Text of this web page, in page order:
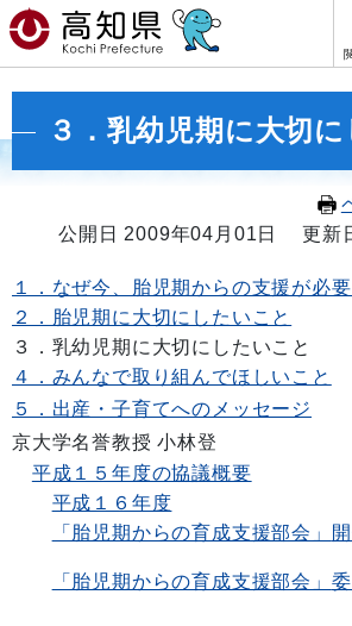
３．乳幼児期に大切
公開日 2009年04月01日
更新
１．なぜ今、胎児期からの支援が必
２．胎児期に大切にしたいこと
３．乳幼児期に大切にしたいこと
４．みんなで取り組んでほしいこと
５．出産・子育てへのメッセージ
京大学名誉教授 小林登
平成１５年度の協議概要
平成１６年度
「胎児期からの育成支援部会」
「胎児期からの育成支援部会」